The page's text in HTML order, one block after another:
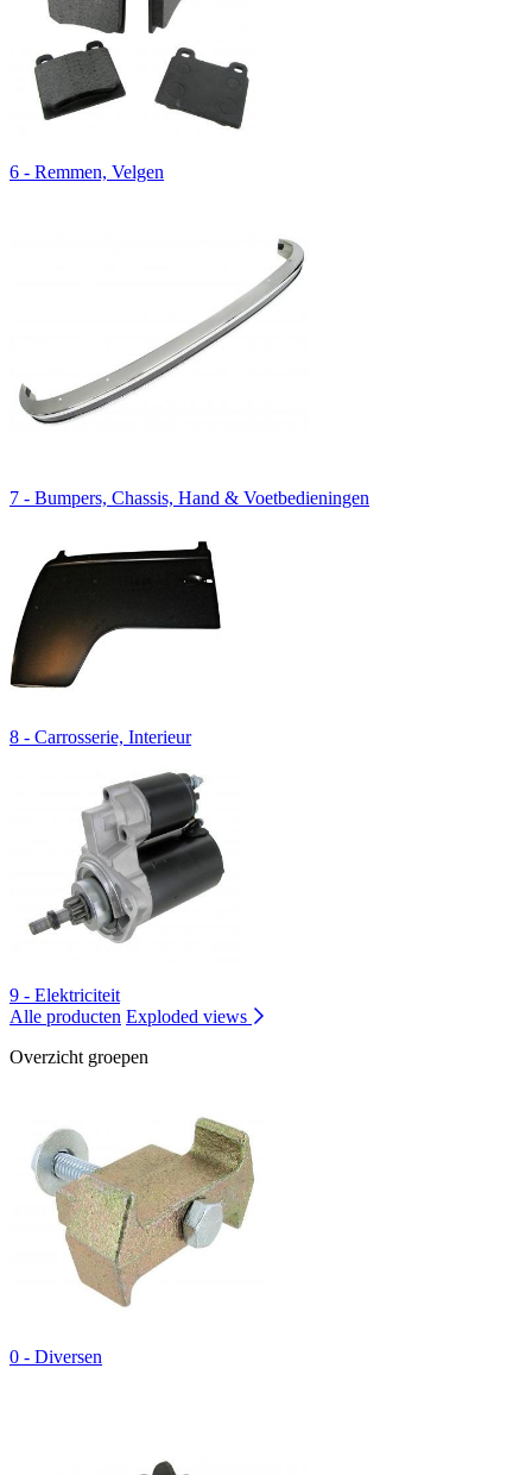
6 - Remmen, Velgen
7 - Bumpers, Chassis, Hand & Voetbedieningen
8 - Carrosserie, Interieur
9 - Elektriciteit
Alle producten Exploded views
Overzicht groepen
0 - Diversen